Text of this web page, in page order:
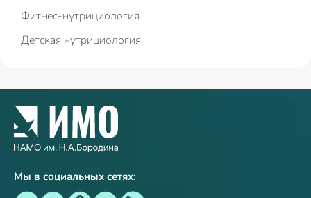
Фитнес-нутрициология
Детская нутрициология
Мы в социальных сетях: